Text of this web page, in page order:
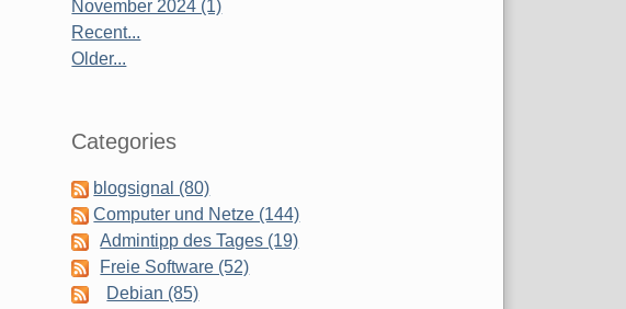
November 2024 (1)
Recent...
Older...
Categories
blogsignal (80)
Computer und Netze (144)
Admintipp des Tages (19)
Freie Software (52)
Debian (85)